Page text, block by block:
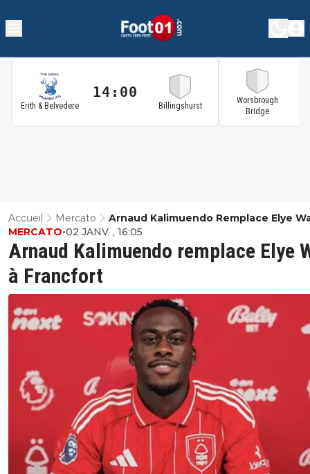
Erith & Belvedere
14:00
Billingshurst
Worsbrough
Bridge
Accueil Mercato
Arnaud Kalimuendo Remplace Elye
Francfort
Arnaud Kalimuendo remplace Elye
à Francfort
MERCATO•02 JANV. , 16:05